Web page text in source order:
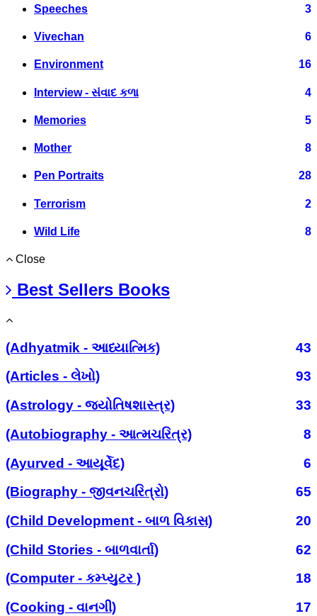
Speeches 3
Vivechan 6
Environment 16
Interview - સંવાદ કળા 4
Memories 5
Mother 8
Pen Portraits 28
Terrorism 2
Wild Life 8
Close
Best Sellers Books
(Adhyatmik - આધ્યાત્મિક)
43
(Articles - લેખો)
93
(Astrology - જ્યોતિષશાસ્ત્ર)
33
(Autobiography - આત્મચરિત્ર)
8
(Ayurved - આયૂર્વેદ)
6
(Biography - જીવનચરિત્રો)
65
(Child Development - બાળ વિકાસ)
20
(Child Stories - બાળવાર્તા)
62
(Computer - કમ્પ્યુટર )
18
(Cooking - વાનગી)
17